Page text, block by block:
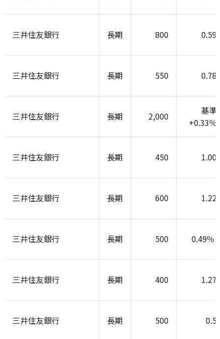
三井住友銀行 長期 800
三井住友銀行 長期 550
三井住友銀行 長期 2,000
基準
+0.33％
三井住友銀行 長期 450
三井住友銀行 長期 600
三井住友銀行 長期 500 0.49％
三井住友銀行 長期 400
三井住友銀行 長期 500